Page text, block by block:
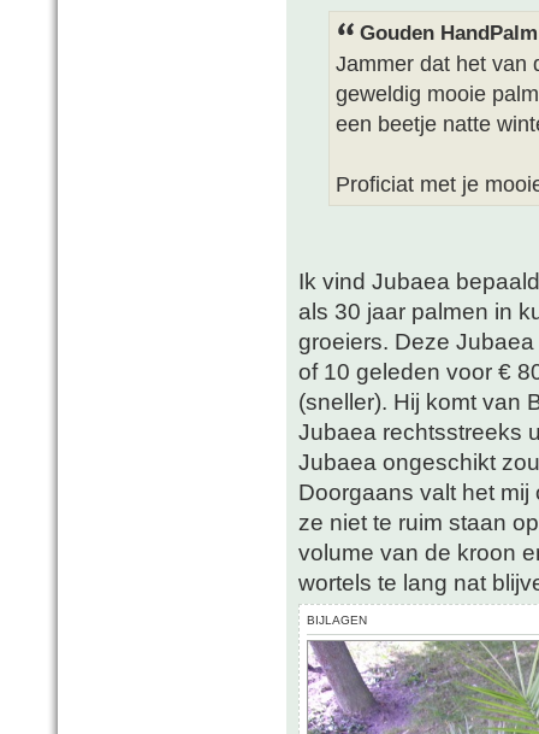
Gouden
Jammer dat het van
geweldig mooie
een beetje natte
Proficiat met je
Ik vind Jubaea
als 30 jaar palmen in
groeiers. Deze
of 10 geleden voor €
(sneller). Hij komt van
Jubaea rechtsstreeks
Jubaea ongeschikt
Doorgaans valt het
ze niet te ruim staan
volume van de kroon
wortels te lang nat
BIJLAGEN